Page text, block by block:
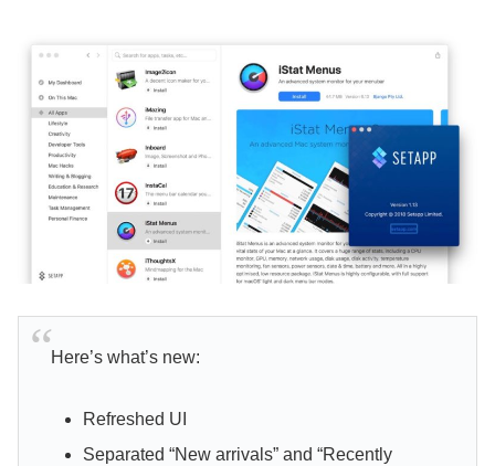
Here’s what’s new:
Refreshed UI
Separated “New arrivals” and “Recently